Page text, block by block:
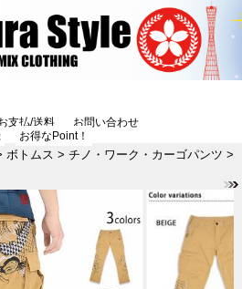
支払/送料
お問い合わせ
お得なPoint！
ボトムス > チノ・ワーク・カーゴパンツ >